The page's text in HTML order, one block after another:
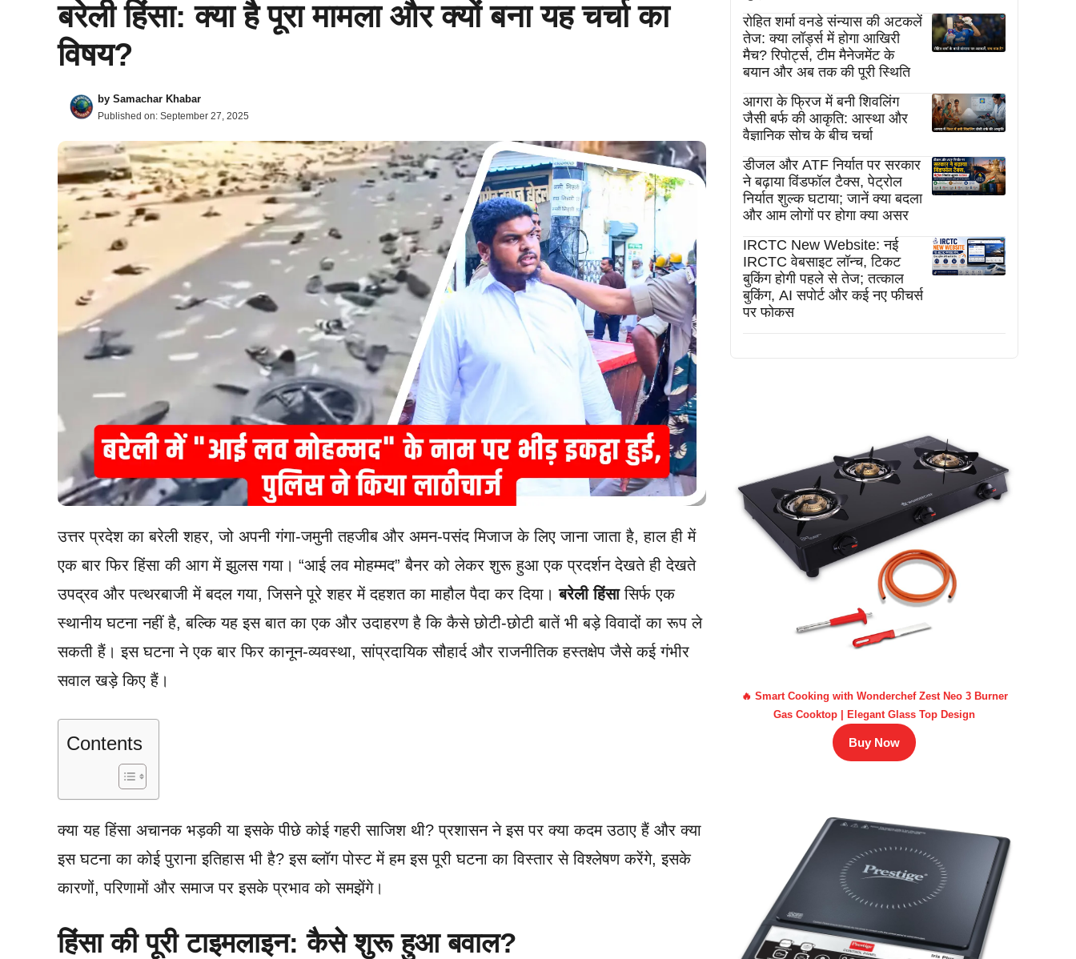
बरेली हिंसा: क्या है पूरा मामला और क्यों बना यह चर्चा का
विषय?
by Samachar Khabar
Published on: September 27, 2025
उत्तर प्रदेश का बरेली शहर, जो अपनी गंगा-जमुनी तहजीब और अमन-पसंद मिजाज के लिए जाना जाता है, हाल ही में
एक बार फिर हिंसा की आग में झुलस गया। “आई लव मोहम्मद” बैनर को लेकर शुरू हुआ एक प्रदर्शन देखते ही देखते
उपद्रव और पत्थरबाजी में बदल गया, जिसने पूरे शहर में दहशत का माहौल पैदा कर दिया।बरेली हिंसासिर्फ एक
स्थानीय घटना नहीं है, बल्कि यह इस बात का एक और उदाहरण है कि कैसे छोटी-छोटी बातें भी बड़े विवादों का रूप ले
सकती हैं। इस घटना ने एक बार फिर कानून-व्यवस्था, सांप्रदायिक सौहार्द और राजनीतिक हस्तक्षेप जैसे कई गंभीर
सवाल खड़े किए हैं।
Contents
क्या यह हिंसा अचानक भड़की या इसके पीछे कोई गहरी साजिश थी? प्रशासन ने इस पर क्या कदम उठाए हैं और क्या
इस घटना का कोई पुराना इतिहास भी है? इस ब्लॉग पोस्ट में हम इस पूरी घटना का विस्तार से विश्लेषण करेंगे, इसके
कारणों, परिणामों और समाज पर इसके प्रभाव को समझेंगे।
हिंसा की पूरी टाइमलाइन: कैसे शुरू हुआ बवाल?
रोहित शर्मा वनडे संन्यास की अटकलें
तेज: क्या लॉर्ड्स में होगा आखिरी
मैच? रिपोर्ट्स, टीम मैनेजमेंट के
बयान और अब तक की पूरी स्थिति
आगरा के फ्रिज में बनी शिवलिंग
जैसी बर्फ की आकृति: आस्था और
वैज्ञानिक सोच के बीच चर्चा
डीजल और ATF निर्यात पर सरकार
ने बढ़ाया विंडफॉल टैक्स, पेट्रोल
निर्यात शुल्क घटाया; जानें क्या बदला
और आम लोगों पर होगा क्या असर
IRCTC New Website: नई
IRCTC वेबसाइट लॉन्च, टिकट
बुकिंग होगी पहले से तेज; तत्काल
बुकिंग, AI सपोर्ट और कई नए फीचर्स
पर फोकस
🔥 Smart Cooking with Wonderchef Zest Neo 3 Burner
Gas Cooktop | Elegant Glass Top Design
Buy Now